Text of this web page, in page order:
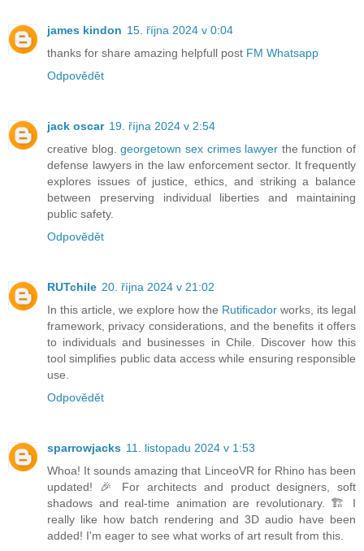
james kindon 15. října 2024 v 0:04
thanks for share amazing helpfull post FM Whatsapp
Odpovědět
jack oscar 19. října 2024 v 2:54
creative blog.georgetown sex crimes lawyer the function of
defense lawyers in the law enforcement sector. It frequently
explores issues of justice, ethics, and striking a balance
between preserving individual liberties and maintaining
public safety.
Odpovědět
RUTchile 20. října 2024 v 21:02
In this article, we explore how the Rutificador works, its legal
framework, privacy considerations, and the benefits it offers
to individuals and businesses in Chile. Discover how this
tool simplifies public data access while ensuring responsible
use.
Odpovědět
sparrowjacks 11. listopadu 2024 v 1:53
Whoa! It sounds amazing that LinceoVR for Rhino has been
updated! 🎉 For architects and product designers, soft
shadows and real-time animation are revolutionary. 🏗 I
really like how batch rendering and 3D audio have been
added! I'm eager to see what works of art result from this.